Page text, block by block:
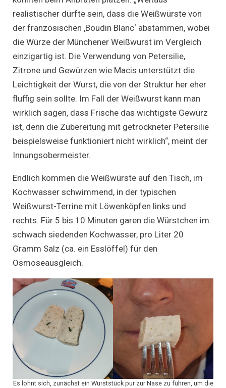
realistischer dürfte sein, dass die Weißwürste von
der französischen ‚Boudin Blanc‘ abstammen, wobei
die Würze der Münchener Weißwurst im Vergleich
einzigartig ist. Die Verwendung von Petersilie,
Zitrone und Gewürzen wie Macis unterstützt die
Leichtigkeit der Wurst, die von der Struktur her eher
fluffig sein sollte. Im Fall der Weißwurst kann man
wirklich sagen, dass Frische das wichtigste Gewürz
ist, denn die Zubereitung mit getrockneter Petersilie
beispielsweise funktioniert nicht wirklich“, meint der
Innungsobermeister.
Endlich kommen die Weißwürste auf den Tisch, im
Kochwasser schwimmend, in der typischen
Weißwurst-Terrine mit Löwenköpfen links und
rechts. Für 5 bis 10 Minuten garen die Würstchen im
schwach siedenden Kochwasser, pro Liter 20
Gramm Salz (ca. ein Esslöffel) für den
Osmoseausgleich.
Es lohnt sich, zunächst ein Wurststück pur zur Nase zu führen, um die